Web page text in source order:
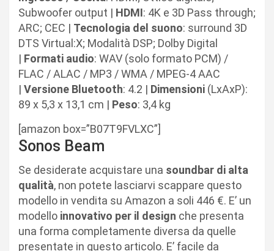
Subwoofer output | HDMI: 4K e 3D Pass through;
ARC; CEC | Tecnologia del suono: surround 3D
DTS Virtual:X; Modalità DSP; Dolby Digital
| Formati audio: WAV (solo formato PCM) /
FLAC / ALAC / MP3 / WMA / MPEG-4 AAC
| Versione Bluetooth: 4.2 | Dimensioni (LxAxP):
89 x 5,3 x 13,1 cm | Peso: 3,4 kg
[amazon box=”B07T9FVLXC”]
Sonos Beam
Se desiderate acquistare una soundbar di alta
qualità, non potete lasciarvi scappare questo
modello in vendita su Amazon a soli 446 €. E’ un
modello innovativo per il design che presenta
una forma completamente diversa da quelle
presentate in questo articolo. E’ facile da